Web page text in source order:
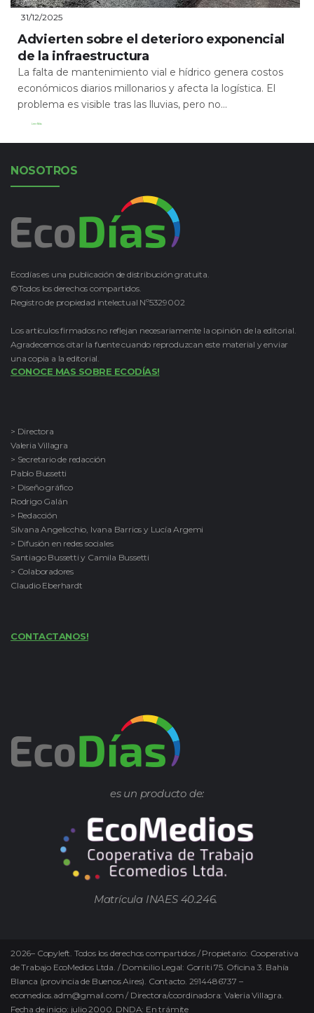
31/12/2025
Advierten sobre el deterioro exponencial
de la infraestructura
La falta de mantenimiento vial e hídrico genera costos
económicos diarios millonarios y afecta la logística. El
problema es visible tras las lluvias, pero no...
Leer Más
NOSOTROS
Ecodías es una publicación de distribución gratuita.
©Todos los derechos compartidos.
Registro de propiedad intelectual Nº5329002
Los artículos firmados no reflejan necesariamente la opinión de la editorial.
Agradecemos citar la fuente cuando reproduzcan este material y enviar
una copia a la editorial.
CONOCE MAS SOBRE ECODÍAS!
> Directora
Valeria Villagra
> Secretario de redacción
Pablo Bussetti
> Diseño gráfico
Rodrigo Galán
> Redacción
Silvana Angelicchio, Ivana Barrios y Lucía Argemi
> Difusión en redes sociales
Santiago Bussetti y Camila Bussetti
> Colaboradores
Claudio Eberhardt
CONTACTANOS!
es un producto de:
Matrícula INAES 40.246.
2026– Copyleft. Todos los derechos compartidos / Propietario: Cooperativa
de Trabajo EcoMedios Ltda. / Domicilio Legal: Gorriti 75. Oficina 3. Bahía
Blanca (provincia de Buenos Aires). Contacto. 2914486737 –
ecomedios.adm@gmail.com / Directora/coordinadora: Valeria Villagra.
Fecha de inicio: julio 2000. DNDA: En trámite